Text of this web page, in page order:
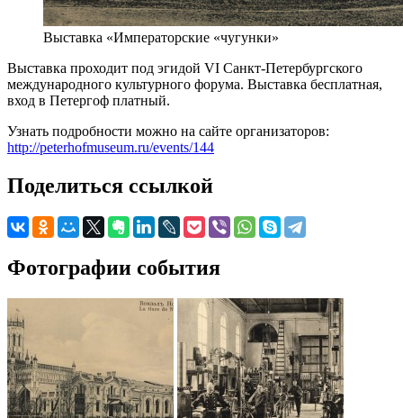
Выставка «Императорские «чугунки»
Выставка проходит под эгидой VI Санкт-Петербургского
международного культурного форума. Выставка бесплатная,
вход в Петергоф платный.
Узнать подробности можно на сайте организаторов:
http://peterhofmuseum.ru/events/144
Поделиться ссылкой
Фотографии события